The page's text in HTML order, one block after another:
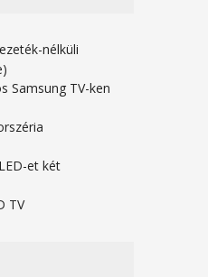
nélküli
Samsung TV-ken
et két
TV